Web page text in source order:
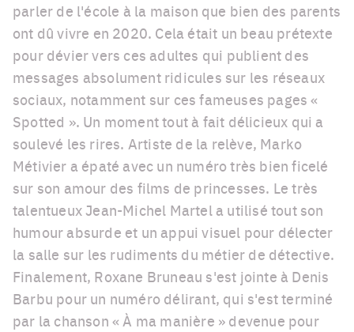
parler de l'école à la maison que bien des parents
ont dû vivre en 2020. Cela était un beau prétexte
pour dévier vers ces adultes qui publient des
messages absolument ridicules sur les réseaux
sociaux, notamment sur ces fameuses pages «
Spotted ». Un moment tout à fait délicieux qui a
soulevé les rires. Artiste de la relève, Marko
Métivier a épaté avec un numéro très bien ficelé
sur son amour des films de princesses. Le très
talentueux Jean-Michel Martel a utilisé tout son
humour absurde et un appui visuel pour délecter
la salle sur les rudiments du métier de détective.
Finalement, Roxane Bruneau s'est jointe à Denis
Barbu pour un numéro délirant, qui s'est terminé
par la chanson « À ma manière » devenue pour